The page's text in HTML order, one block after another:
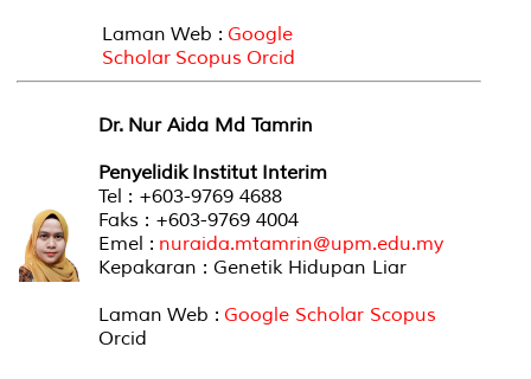
Laman Web : Google
Scholar Scopus Orcid
Dr. Nur Aida Md Tamrin
Penyelidik Institut Interim
Tel : +603-9769 4688
Faks : +603-9769 4004
Emel : nuraida.mtamrin@upm.edu.my
Kepakaran : Genetik Hidupan Liar
Laman Web : Google Scholar Scopus
Orcid